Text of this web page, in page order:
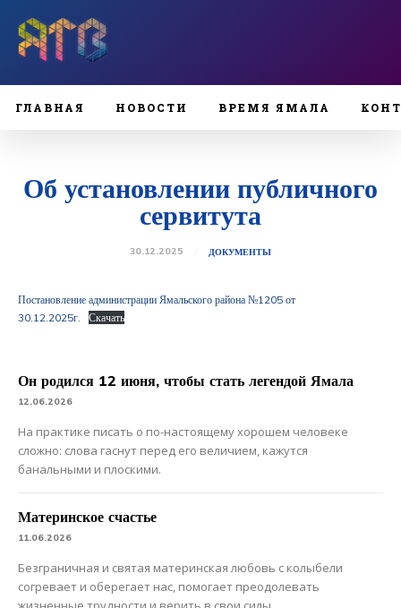
ГЛАВНАЯ НОВОСТИ ВРЕМЯ ЯМАЛА
Об установлении публичного
сервитута
30.12.2025 ДОКУМЕНТЫ
Постановление администрации Ямальского района №1205 от
30.12.2025г.
Скачать
Он родился 12 июня, чтобы стать легендой Ямала
12.06.2026
На практике писать о по-настоящему хорошем человеке
сложно: слова гаснут перед его величием, кажутся
банальными и плоскими.
Материнское счастье
11.06.2026
Безграничная и святая материнская любовь с колыбели
согревает и оберегает нас, помогает преодолевать